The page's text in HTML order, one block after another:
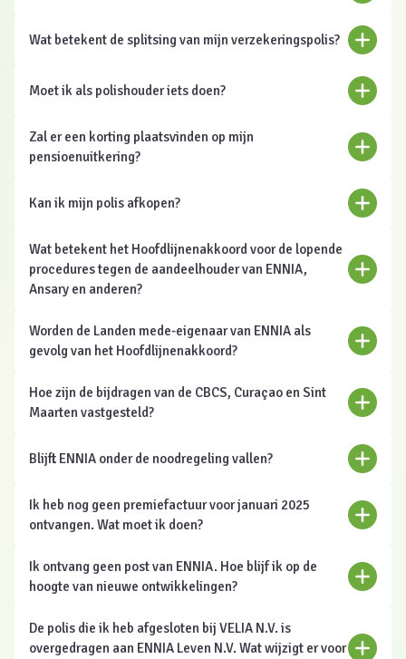
Wat betekent de splitsing van mijn verzekeringspolis?
Moet ik als polishouder iets doen?
Zal er een korting plaatsvinden op mijn
pensioenuitkering?
Kan ik mijn polis afkopen?
Wat betekent het Hoofdlijnenakkoord voor de lopende
procedures tegen de aandeelhouder van ENNIA,
Ansary en anderen?
Worden de Landen mede-eigenaar van ENNIA als
gevolg van het Hoofdlijnenakkoord?
Hoe zijn de bijdragen van de CBCS, Curaçao en Sint
Maarten vastgesteld?
Blijft ENNIA onder de noodregeling vallen?
Ik heb nog geen premiefactuur voor januari 2025
ontvangen. Wat moet ik doen?
Ik ontvang geen post van ENNIA. Hoe blijf ik op de
hoogte van nieuwe ontwikkelingen?
De polis die ik heb afgesloten bij VELIA N.V. is
overgedragen aan ENNIA Leven N.V. Wat wijzigt er voor